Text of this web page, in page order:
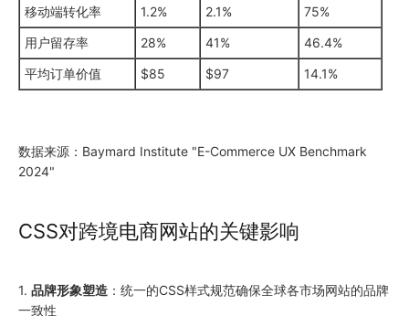
移动端转化率
1.2% 2.1%
75%
用户留存率
28% 41%
46.4%
平均订单价值
$85 $97 14.1%
数据来源：Baymard Institute "E-Commerce UX Benchmark
2024"
CSS对跨境电商网站的关键影响
1. 品牌形象塑造 ：统一的CSS样式规范确保全球各市场网站的品牌
一致性